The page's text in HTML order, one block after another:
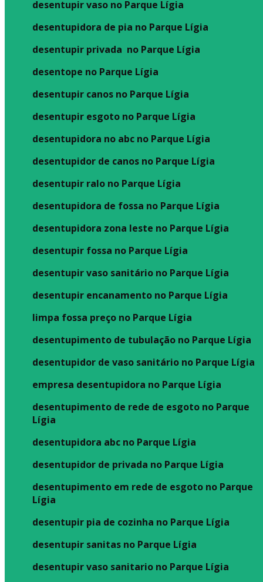
desentupir vaso no Parque Lígia
desentupidora de pia no Parque Lígia
desentupir privada no Parque Lígia
desentope no Parque Lígia
desentupir canos no Parque Lígia
desentupir esgoto no Parque Lígia
desentupidora no abc no Parque Lígia
desentupidor de canos no Parque Lígia
desentupir ralo no Parque Lígia
desentupidora de fossa no Parque Lígia
desentupidora zona leste no Parque Lígia
desentupir fossa no Parque Lígia
desentupir vaso sanitário no Parque Lígia
desentupir encanamento no Parque Lígia
limpa fossa preço no Parque Lígia
desentupimento de tubulação no Parque Lígia
desentupidor de vaso sanitário no Parque Lígia
empresa desentupidora no Parque Lígia
desentupimento de rede de esgoto no Parque
Lígia
desentupidora abc no Parque Lígia
desentupidor de privada no Parque Lígia
desentupimento em rede de esgoto no Parque
Lígia
desentupir pia de cozinha no Parque Lígia
desentupir sanitas no Parque Lígia
desentupir vaso sanitario no Parque Lígia